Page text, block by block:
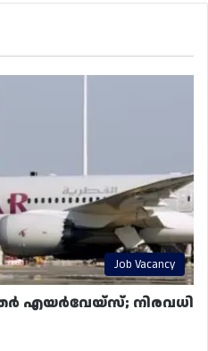
Job Vacancy
എയർവേയ്‌സ്; നിരവധി